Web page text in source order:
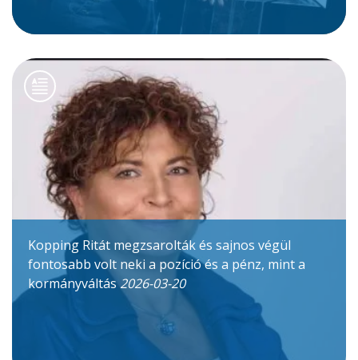
Kopping Ritát megzsarolták és sajnos végül
fontosabb volt neki a pozíció és a pénz, mint a
kormányváltás2026-03-20